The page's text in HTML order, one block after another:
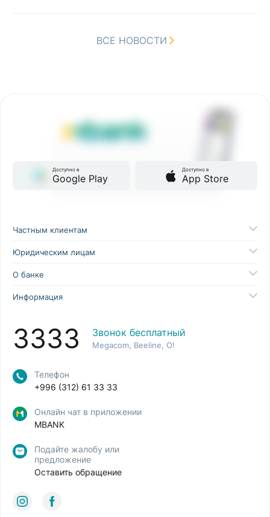
ВСЕ НОВОСТИ
Доступно в
Google Play
Доступно в
App Store
Частным клиентам
Юридическим лицам
О банке
Информация
3333 Звонок бесплатный
Megacom, Beeline, O!
Телефон
+996 (312) 61 33 33
Онлайн чат в приложении
MBANK
Подайте жалобу или
предложение
Оставить обращение